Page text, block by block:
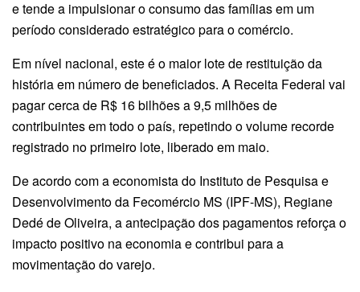
e tende a impulsionar o consumo das famílias em um
período considerado estratégico para o comércio.
Em nível nacional, este é o maior lote de restituição da
história em número de beneficiados. A Receita Federal vai
pagar cerca de R$ 16 bilhões a 9,5 milhões de
contribuintes em todo o país, repetindo o volume recorde
registrado no primeiro lote, liberado em maio.
De acordo com a economista do Instituto de Pesquisa e
Desenvolvimento da Fecomércio MS (IPF-MS), Regiane
Dedé de Oliveira, a antecipação dos pagamentos reforça o
impacto positivo na economia e contribui para a
movimentação do varejo.